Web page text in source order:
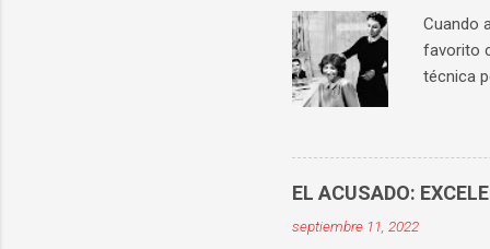
c
m
e
n
t
o
Cuando
favorito
técnica
los
apetecía
señora
EL ACUSADO:
septiembre 11, 2022